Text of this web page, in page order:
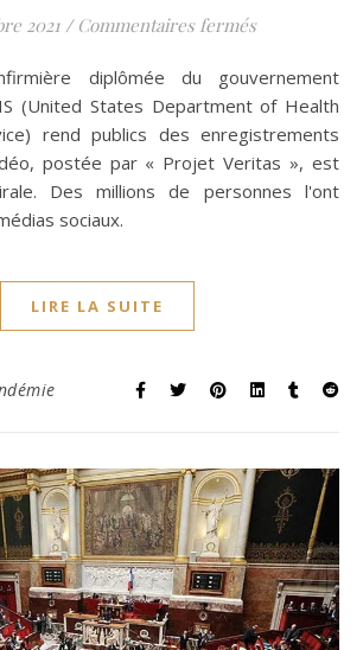
2021 / Commentaires ferméssur Une «
(United States Department of Health
rend publics des enregistrements
postée par « Projet Veritas », est
Des millions de personnes l'ont
sociaux.
LIRE LA SUITE